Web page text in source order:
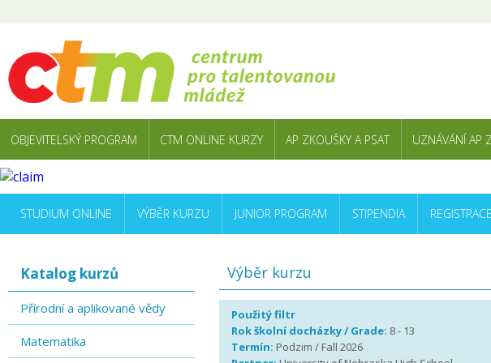
OBJEVITELSKÝ PROGRAM CTM ONLINE KURZY AP ZKOUŠKY A PSAT UZNÁVÁNÍ AP
STUDIUM ONLINE VÝBĚR KURZU JUNIOR PROGRAM STIPENDIA
Katalog kurzů
Přírodní a aplikované vědy
Matematika
Výběr kurzu
Použitý filtr
Rok školní docházky / Grade: 8 - 13
Termín: Podzim / Fall 2026